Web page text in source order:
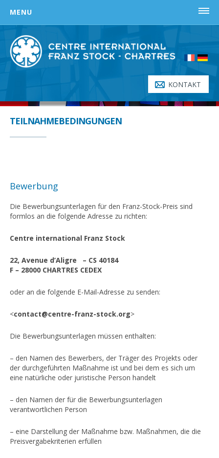
content
MENU
STARTSEITE
FRANZ-STOCK-PREIS
Wer erhält den Preis ?
Preisträger
Seelsorger in der Hölle
Franz Stocks Ansprache vom 26. April 1947
Lebenslauf von Franz Stock (1904-1948)
Das Grab von Abbé Franz Stock auf dem Friedhof von Thiais
CENTRE FRANZ STOCK
Die Stiftung
Gründungsmitglieder
Ziel und Zweck
Aktionen
Kolloquium 2013
Ausstellung 2013
Publikationen
KONTAKT
TEILNAHMEBEDINGUNGEN
Bewerbung
Die Bewerbungsunterlagen für den Franz-Stock-Preis sind
formlos an die folgende Adresse zu richten:
Centre international Franz Stock
22, Avenue d’Aligre – CS 40184
F – 28000 CHARTRES CEDEX
oder an die folgende E-Mail-Adresse zu senden:
<contact@centre-franz-stock.org>
Die Bewerbungsunterlagen müssen enthalten:
– den Namen des Bewerbers, der Träger des Projekts oder
der durchgeführten Maßnahme ist und bei dem es sich um
eine natürliche oder juristische Person handelt
– den Namen der für die Bewerbungsunterlagen
verantwortlichen Person
– eine Darstellung der Maßnahme bzw. Maßnahmen, die die
Preisvergabekriterien erfüllen